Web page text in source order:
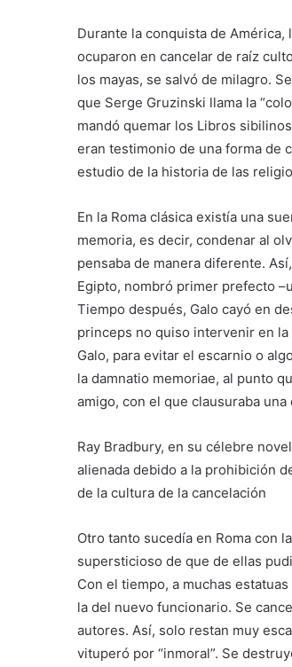
Durante la conquista de
ocuparon en cancelar de raíz
los mayas, se salvó de milagro.
que Serge Gruzinski llama la
mandó quemar los Libros
eran testimonio de una forma de
estudio de la historia de las
En la Roma clásica existía una
memoria, es decir, condenar al
pensaba de manera diferente.
Egipto, nombró primer prefecto
Tiempo después, Galo cayó en
princeps no quiso intervenir en
Galo, para evitar el escarnio o
la damnatio memoriae, al punto
amigo, con el que clausuraba una
Ray Bradbury, en su célebre
alienada debido a la prohibición
de la cultura de la cancelación
Otro tanto sucedía en Roma con
supersticioso de que de ellas
Con el tiempo, a muchas
la del nuevo funcionario. Se
autores. Así, solo restan muy
vituperó por “inmoral”. Se